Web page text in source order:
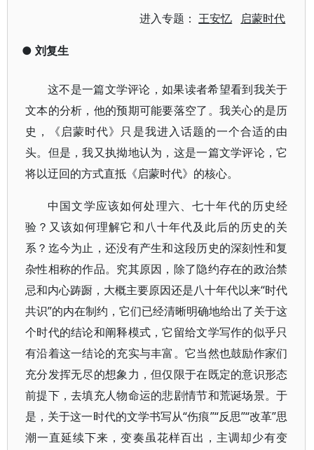
进入专题：王安忆 启蒙时代
● 刘复生
这不是一篇文学评论，如果读者希望看到我关于
文本的分析，他的预期可能要落空了。我关心的是历
史，《启蒙时代》只是我进入话题的一个合适的由
头。但是，我又执拗地认为，这是一篇文学评论，它
将以迂回的方式直抵《启蒙时代》的核心。
中国文学应该如何处理六、七十年代的历史经
验？又该如何理解它和八十年代及此后的历史的关
系？迄今为止，还没有产生和这段历史的深刻性和复
杂性相称的作品。究其原因，除了隐约存在的政治禁
忌和内心踌蹰，大概主要原因还是八十年代以来“时代
共识”的内在制约，它们已经清晰明确地给出了关于这
个时代的结论和阐释模式，它留给文学写作的似乎只
有沿着这一结论的充实与丰富。它当然也鼓励作家们
充分发挥无尽的想象力，但仅限于在既定的意识形态
前提下，去填充人物命运的悲剧情节和荒诞场景。于
是，关于这一时代的文学书写从“伤痕”“反思”“改革”思
潮一直延续下来，变奏虽花样百出，主调却少有变